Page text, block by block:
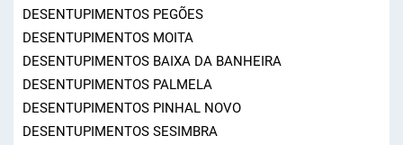
DESENTUPIMENTOS PEGÕES
DESENTUPIMENTOS MOITA
DESENTUPIMENTOS BAIXA DA BANHEIRA
DESENTUPIMENTOS PALMELA
DESENTUPIMENTOS PINHAL NOVO
DESENTUPIMENTOS SESIMBRA